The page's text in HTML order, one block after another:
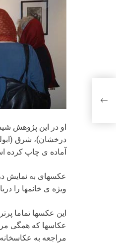
او در این پژوهش
درخشان)، شرق
آماده­ ی چاپ کرده
عکس­های به نمایش
ویژه­ ی خانم­ها را
این عکس­ها تماما
عکاس­ها که همگی
مراجعه به